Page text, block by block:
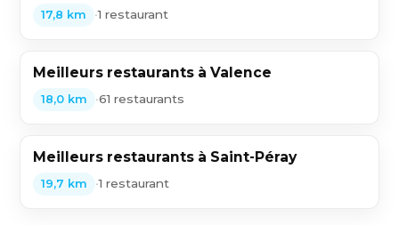
17,8 km •1 restaurant
Meilleurs restaurants à Valence
18,0 km •61 restaurants
Meilleurs restaurants à Saint-Péray
19,7 km •1 restaurant